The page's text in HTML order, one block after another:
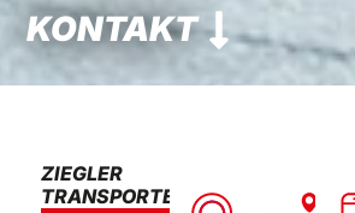
KONTAKT
ZIEGLER
TRANSPORTE